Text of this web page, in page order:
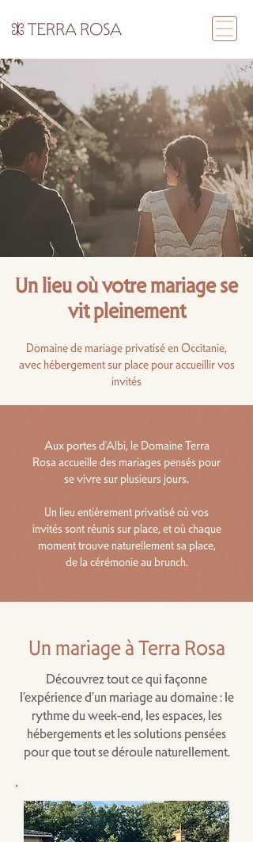
Un lieu où votre mariage se
vit pleinement
Domaine de mariage privatisé en Occitanie,
avec hébergement sur place pour accueillir vos
invités
Aux portes d’Albi, le Domaine Terra
Rosa accueille des mariages pensés pour
se vivre sur plusieurs jours.
Un lieu entièrement privatisé où vos
invités sont réunis sur place, et où chaque
moment trouve naturellement sa place,
de la cérémonie au brunch.
Un mariage à Terra Rosa
Découvrez tout ce qui façonne
l’expérience d’un mariage au domaine : le
rythme du week-end, les espaces, les
hébergements et les solutions pensées
pour que tout se déroule naturellement.